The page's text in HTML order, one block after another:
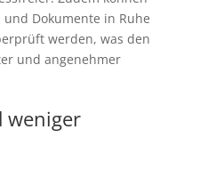
Dokumente in Ruhe
werden, was den
und angenehmer
weniger